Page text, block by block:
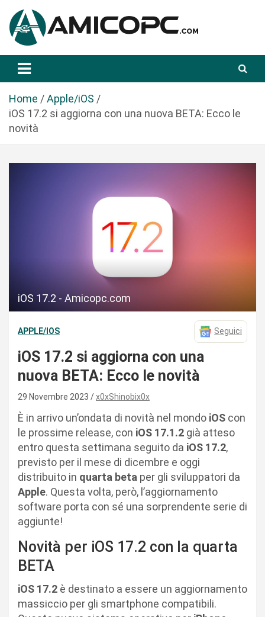
a
Amicopc.com
Home
Apple/iOS
iOS 17.2 si aggiorna con una nuova BETA: Ecco le
novità
iOS 17.2 - Amicopc.com
APPLE/IOS Seguici
iOS 17.2 si aggiorna con una
nuova BETA: Ecco le novità
29 Novembre 2023 x0xShinobix0x
È in arrivo un’ondata di novità nel mondo iOS con
le prossime release, con iOS 17.1.2 già atteso
entro questa settimana seguito da iOS 17.2,
previsto per il mese di dicembre e oggi
distribuito in quarta beta per gli sviluppatori da
Apple. Questa volta, però, l’aggiornamento
software porta con sé una sorprendente serie di
aggiunte!
Novità per iOS 17.2 con la quarta
BETA
iOS 17.2 è destinato a essere un aggiornamento
massiccio per gli smartphone compatibili.